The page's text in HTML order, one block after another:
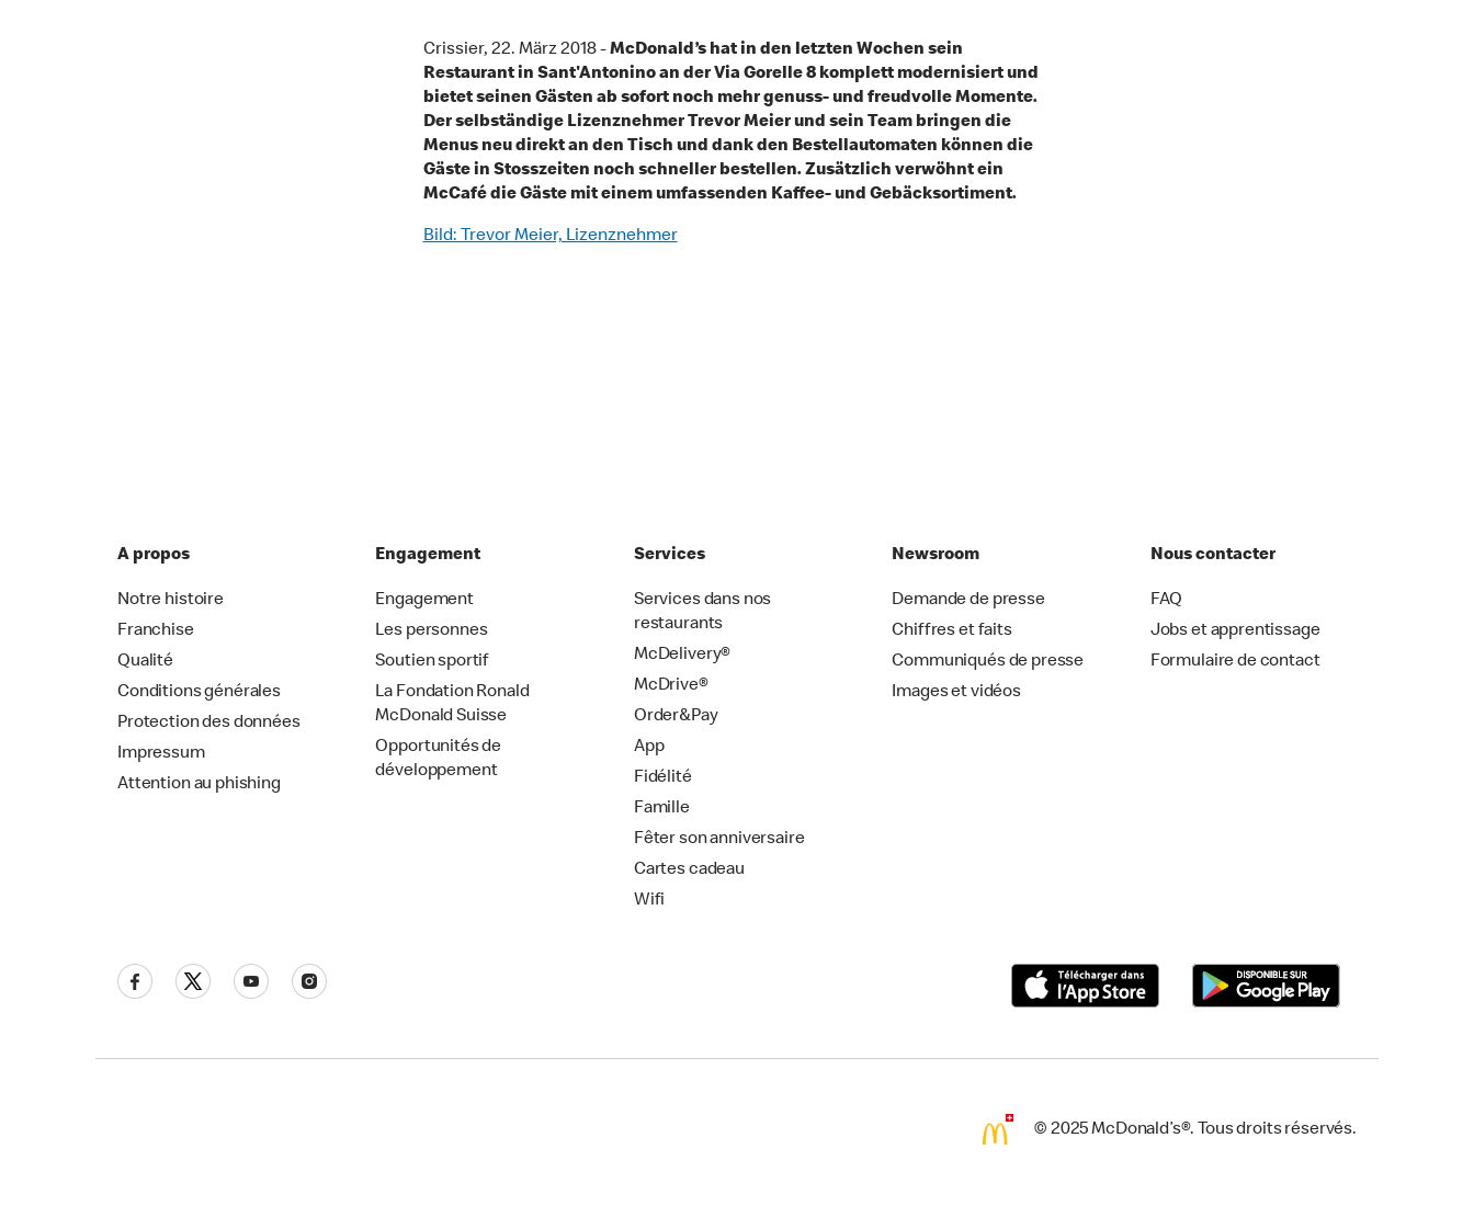
Crissier, 22. März 2018 -McDonald’s hat in den letzten Wochen sein
Restaurant in Sant'Antonino an der Via Gorelle 8 komplett modernisiert und
bietet seinen Gästen ab sofort noch mehr genuss- und freudvolle Momente.
Der selbständige Lizenznehmer Trevor Meier und sein Team bringen die
Menus neu direkt an den Tisch und dank den Bestellautomaten können die
Gäste in Stosszeiten noch schneller bestellen. Zusätzlich verwöhnt ein
McCafé die Gäste mit einem umfassenden Kaffee- und Gebäcksortiment.
Bild: Trevor Meier, Lizenznehmer
A propos
Notre histoire
Franchise
Qualité
Conditions générales
Protection des données
Impressum
Attention au phishing
Engagement
Engagement
Les personnes
Soutien sportif
La Fondation Ronald
McDonald Suisse
Opportunités de
développement
Services
Services dans nos
restaurants
McDelivery®
McDrive®
Order&Pay
App
Fidélité
Famille
Fêter son anniversaire
Cartes cadeau
Wifi
Newsroom
Demande de presse
Chiffres et faits
Communiqués de presse
Images et vidéos
Nous contacter
FAQ
Jobs et apprentissage
Formulaire de contact
© 2025 McDonald’s®. Tous droits réservés.